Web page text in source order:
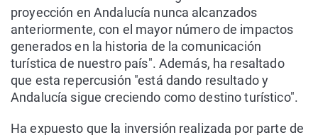
proyección en Andalucía nunca alcanzados
anteriormente, con el mayor número de impactos
generados en la historia de la comunicación
turística de nuestro país". Además, ha resaltado
que esta repercusión "está dando resultado y
Andalucía sigue creciendo como destino turístico".
Ha expuesto que la inversión realizada por parte de